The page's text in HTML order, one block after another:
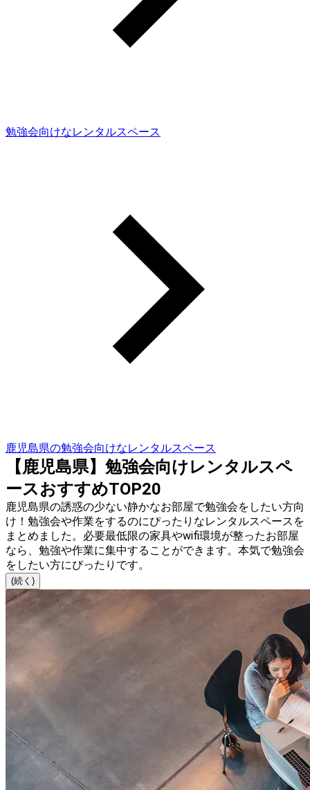
勉強会向けなレンタルスペース
鹿児島県の勉強会向けなレンタルスペース
【鹿児島県】勉強会向けレンタルスペ
ースおすすめTOP20
鹿児島県の誘惑の少ない静かなお部屋で勉強会をしたい方向
け！勉強会や作業をするのにぴったりなレンタルスペースを
まとめました。必要最低限の家具やwifi環境が整ったお部屋
なら、勉強や作業に集中することができます。本気で勉強会
をしたい方にぴったりです。
(続く)